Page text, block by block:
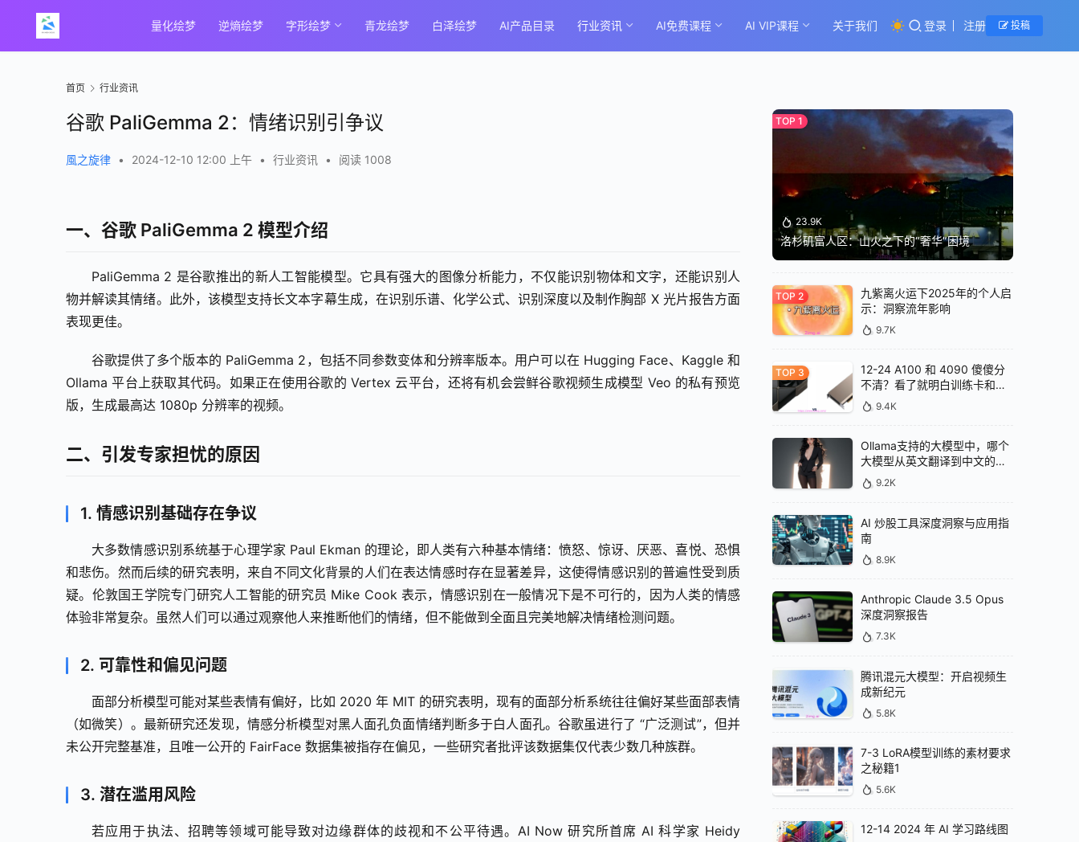
量化绘梦 逆熵绘梦 字形绘梦 青龙绘梦 白泽绘梦 AI产品目录 行业资讯 AI免费课程 AI VIP课程 关于我们 登录 注册 投稿
首页 行业资讯
谷歌 PaliGemma 2：情绪识别引争议
風之旋律 • 2024-12-10 12:00 上午 • 行业资讯 • 阅读 1008
一、谷歌 PaliGemma 2 模型介绍
PaliGemma 2 是谷歌推出的新人工智能模型。它具有强大的图像分析能力，不仅能识别物体和文字，还能识别人
物并解读其情绪。此外，该模型支持长文本字幕生成，在识别乐谱、化学公式、识别深度以及制作胸部 X 光片报告方面
表现更佳。
谷歌提供了多个版本的 PaliGemma 2，包括不同参数变体和分辨率版本。用户可以在 Hugging Face、Kaggle 和
Ollama 平台上获取其代码。如果正在使用谷歌的 Vertex 云平台，还将有机会尝鲜谷歌视频生成模型 Veo 的私有预览
版，生成最高达 1080p 分辨率的视频。
二、引发专家担忧的原因
1. 情感识别基础存在争议
大多数情感识别系统基于心理学家 Paul Ekman 的理论，即人类有六种基本情绪：愤怒、惊讶、厌恶、喜悦、恐惧
和悲伤。然而后续的研究表明，来自不同文化背景的人们在表达情感时存在显著差异，这使得情感识别的普遍性受到质
疑。伦敦国王学院专门研究人工智能的研究员 Mike Cook 表示，情感识别在一般情况下是不可行的，因为人类的情感
体验非常复杂。虽然人们可以通过观察他人来推断他们的情绪，但不能做到全面且完美地解决情绪检测问题。
2. 可靠性和偏见问题
面部分析模型可能对某些表情有偏好，比如 2020 年 MIT 的研究表明，现有的面部分析系统往往偏好某些面部表情
（如微笑）。最新研究还发现，情感分析模型对黑人面孔负面情绪判断多于白人面孔。谷歌虽进行了 “广泛测试”，但并
未公开完整基准，且唯一公开的 FairFace 数据集被指存在偏见，一些研究者批评该数据集仅代表少数几种族群。
3. 潜在滥用风险
若应用于执法、招聘等领域可能导致对边缘群体的歧视和不公平待遇。AI Now 研究所首席 AI 科学家 Heidy
23.9K
洛杉矶富人区：山火之下的“奢华”困境
九紫离火运下2025年的个人启
示：洞察流年影响
9.7K
12-24 A100 和 4090 傻傻分
不清？看了就明白训练卡和推
理卡的区别
9.4K
Ollama支持的大模型中，哪个
大模型从英文翻译到中文的效
果最好
9.2K
AI 炒股工具深度洞察与应用指
南
8.9K
Anthropic Claude 3.5 Opus
深度洞察报告
7.3K
腾讯混元大模型：开启视频生
成新纪元
5.8K
7-3 LoRA模型训练的素材要求
之秘籍1
5.6K
12-14 2024 年 AI 学习路线图